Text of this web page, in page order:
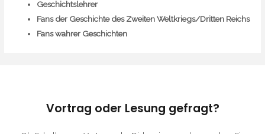
Geschichtslehrer
Fans der Geschichte des Zweiten Weltkriegs/Dritten Reichs
Fans wahrer Geschichten
Vortrag oder Lesung gefragt?